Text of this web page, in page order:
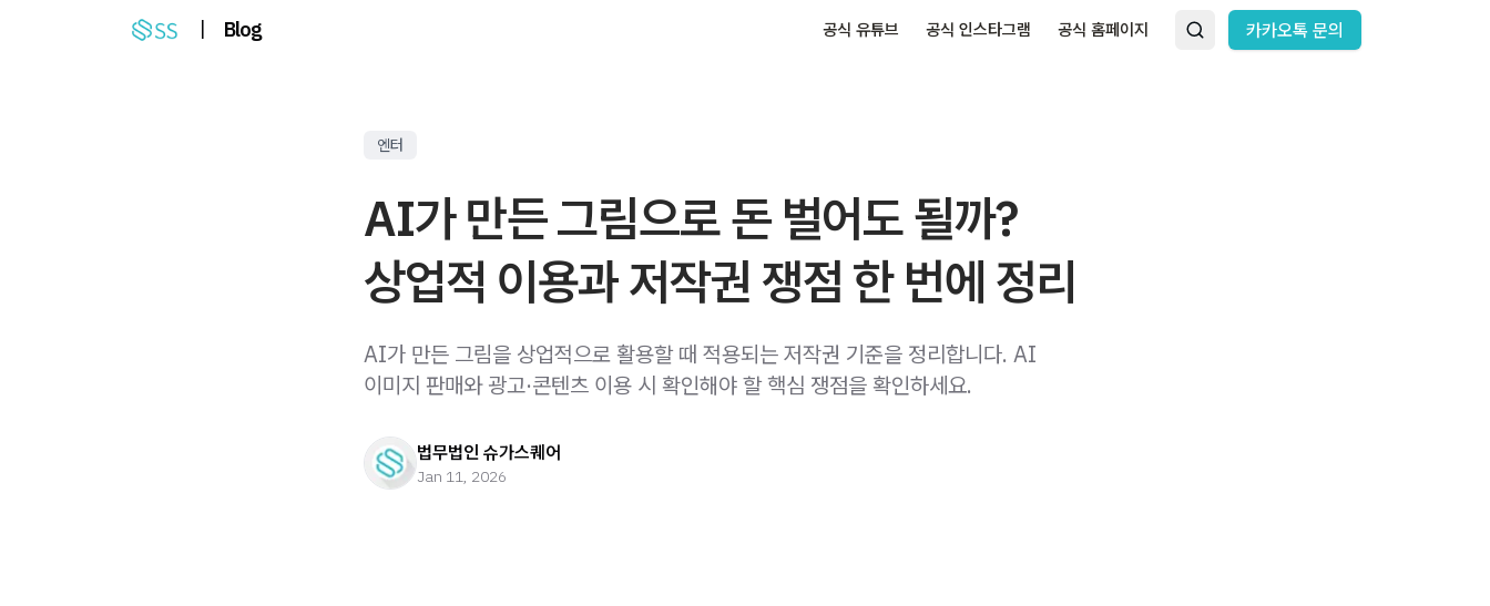
| Blog 공식 유튜브 공식 인스타그램 공식 홈페이지 카카오톡 문의
엔터
AI가 만든 그림으로 돈 벌어도 될까?
상업적 이용과 저작권 쟁점 한 번에 정리
AI가 만든 그림을 상업적으로 활용할 때 적용되는 저작권 기준을 정리합니다. AI
이미지 판매와 광고·콘텐츠 이용 시 확인해야 할 핵심 쟁점을 확인하세요.
법무법인 슈가스퀘어
Jan 11, 2026